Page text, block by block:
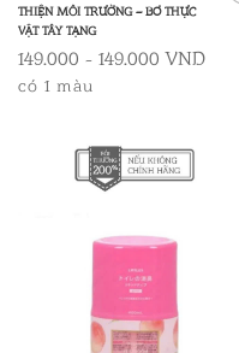
THIỆN MÔI TRƯỜNG – BƠ THỰC
VẬT TÂY TẠNG
149.000 - 149.000 VND
có 1 màu